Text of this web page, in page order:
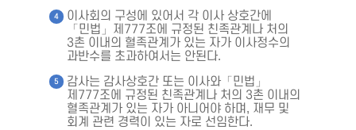
이사회의 구성에 있어서 각 이사 상호간에
「민법」제777조에 규정된 친족관계나 처의
3촌 이내의 혈족관계가 있는 자가 이사정수의
과반수를 초과하여서는 안된다.
감사는 감사상호간 또는 이사와「민법」
제777조에 규정된 친족관계나 처의 3촌 이내의
혈족관계가 있는 자가 아니어야 하며, 재무 및
회계 관련 경력이 있는 자로 선임한다.